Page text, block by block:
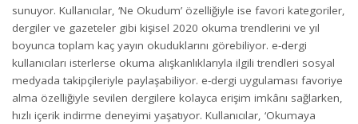
sunuyor. Kullanıcılar, ‘Ne Okudum’ özelliğiyle ise favori kategoriler,
dergiler ve gazeteler gibi kişisel 2020 okuma trendlerini ve yıl
boyunca toplam kaç yayın okuduklarını görebiliyor. e-dergi
kullanıcıları isterlerse okuma alışkanlıklarıyla ilgili trendleri sosyal
medyada takipçileriyle paylaşabiliyor. e-dergi uygulaması favoriye
alma özelliğiyle sevilen dergilere kolayca erişim imkânı sağlarken,
hızlı içerik indirme deneyimi yaşatıyor. Kullanıcılar, ‘Okumaya